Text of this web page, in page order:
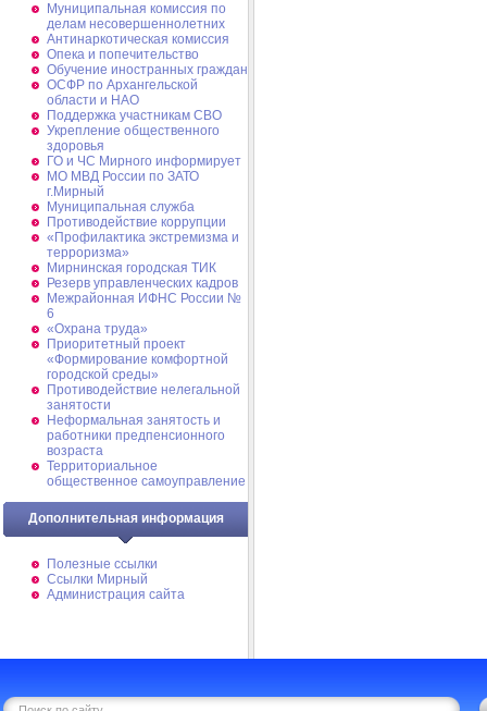
Муниципальная комиссия по
делам несовершеннолетних
Антинаркотическая комиссия
Опека и попечительство
Обучение иностранных граждан
ОСФР по Архангельской
области и НАО
Поддержка участникам СВО
Укрепление общественного
здоровья
ГО и ЧС Мирного информирует
МО МВД России по ЗАТО
г.Мирный
Муниципальная cлужба
Противодействие коррупции
«Профилактика экстремизма и
терроризма»
Мирнинская городская ТИК
Резерв управленческих кадров
Межрайонная ИФНС России №
6
«Охрана труда»
Приоритетный проект
«Формирование комфортной
городской среды»
Противодействие нелегальной
занятости
Неформальная занятость и
работники предпенсионного
возраста
Территориальное
общественное самоуправление
Дополнительная информация
Полезные ссылки
Ссылки Мирный
Администрация сайта